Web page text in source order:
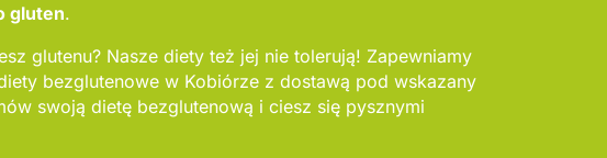
gluten.
glutenu? Nasze diety też jej nie tolerują! Zapewniamy
bezglutenowe w Kobiórze z dostawą pod wskazany
swoją dietę bezglutenową i ciesz się pysznymi